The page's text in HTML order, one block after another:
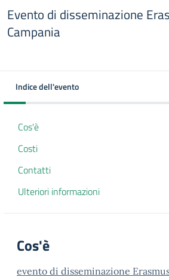
Evento di disseminazione
Campania
Indice dell'evento
Cos'è
Costi
Contatti
Ulteriori informazioni
Cos'è
evento di disseminazione